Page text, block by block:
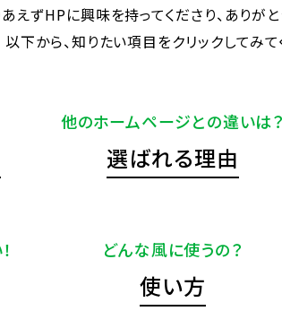
あえずHPに興味を持ってくださり、ありがと
以下から、知りたい項目をクリックしてみて
他のホームページとの違いは？
選ばれる理由
どんな風に使うの？
使い方